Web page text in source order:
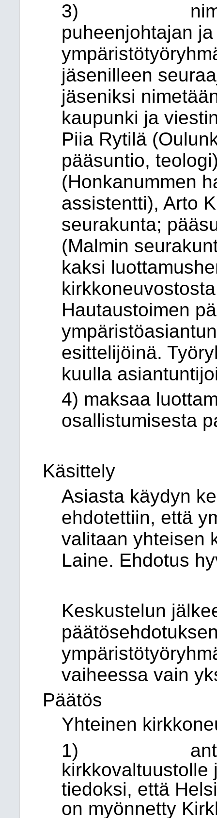
3) nimetä
puheenjohtajan
jäsenilleen
jäseniksi
kaupunki ja
Piia Rytilä
pääsuntio,
(Honkanummen
assistentti), Arto
seurakunta;
(Malmin
kaksi
Hautaustoimen
esittelijöinä.
kuulla
4) maksaa
osallistumisesta
Käsittely
Asiasta käydyn
ehdotettiin, että
valitaan yhteisen
Laine. Ehdotus
Keskustelun
vaiheessa vain
Päätös
Yhteinen
1) antaa
kirkkovaltuustolle
tiedoksi, että
on myönnetty